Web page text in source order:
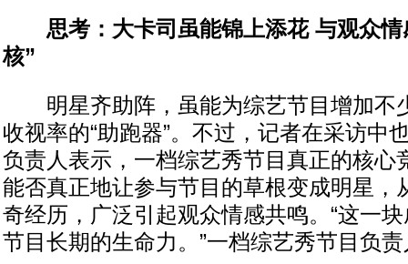
思考：大卡司虽能锦上添花 与观众情
核”
明星齐助阵，虽能为综艺节目增加不
收视率的“助跑器”。不过，记者在采访中
负责人表示，一档综艺秀节目真正的核心
能否真正地让参与节目的草根变成明星，
奇经历，广泛引起观众情感共鸣。“这一
节目长期的生命力。”一档综艺秀节目负